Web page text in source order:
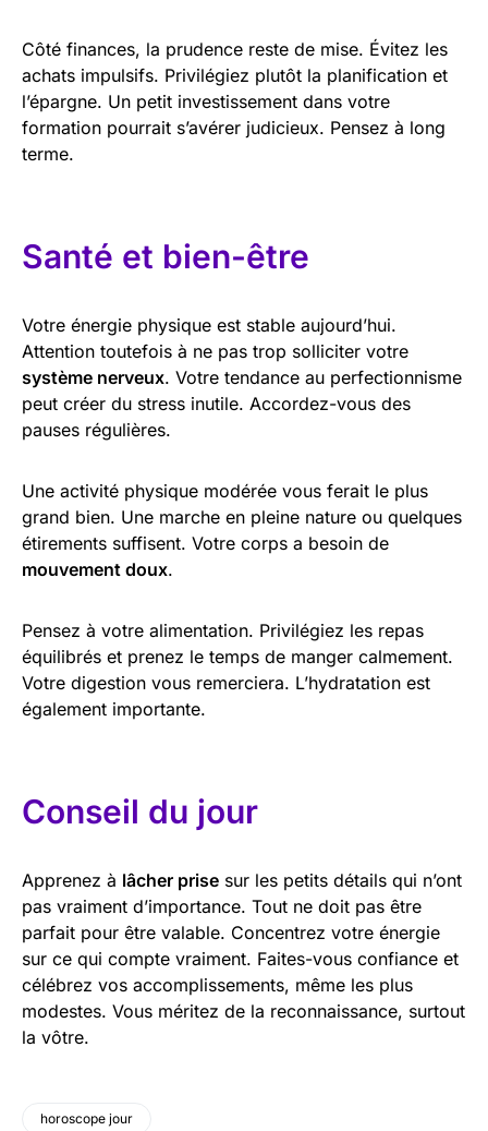
Côté finances, la prudence reste de mise. Évitez les
achats impulsifs. Privilégiez plutôt la planification et
l’épargne. Un petit investissement dans votre
formation pourrait s’avérer judicieux. Pensez à long
terme.
Santé et bien-être
Votre énergie physique est stable aujourd’hui.
Attention toutefois à ne pas trop solliciter votre
système nerveux. Votre tendance au perfectionnisme
peut créer du stress inutile. Accordez-vous des
pauses régulières.
Une activité physique modérée vous ferait le plus
grand bien. Une marche en pleine nature ou quelques
étirements suffisent. Votre corps a besoin de
mouvement doux.
Pensez à votre alimentation. Privilégiez les repas
équilibrés et prenez le temps de manger calmement.
Votre digestion vous remerciera. L’hydratation est
également importante.
Conseil du jour
Apprenez à lâcher prise sur les petits détails qui n’ont
pas vraiment d’importance. Tout ne doit pas être
parfait pour être valable. Concentrez votre énergie
sur ce qui compte vraiment. Faites-vous confiance et
célébrez vos accomplissements, même les plus
modestes. Vous méritez de la reconnaissance, surtout
la vôtre.
horoscope jour